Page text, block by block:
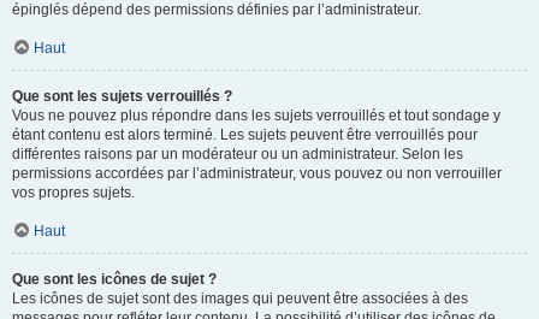
épinglés dépend des permissions définies par l’administrateur.
Haut
Que sont les sujets verrouillés ?
Vous ne pouvez plus répondre dans les sujets verrouillés et tout sondage y
étant contenu est alors terminé. Les sujets peuvent être verrouillés pour
différentes raisons par un modérateur ou un administrateur. Selon les
permissions accordées par l’administrateur, vous pouvez ou non verrouiller
vos propres sujets.
Haut
Que sont les icônes de sujet ?
Les icônes de sujet sont des images qui peuvent être associées à des